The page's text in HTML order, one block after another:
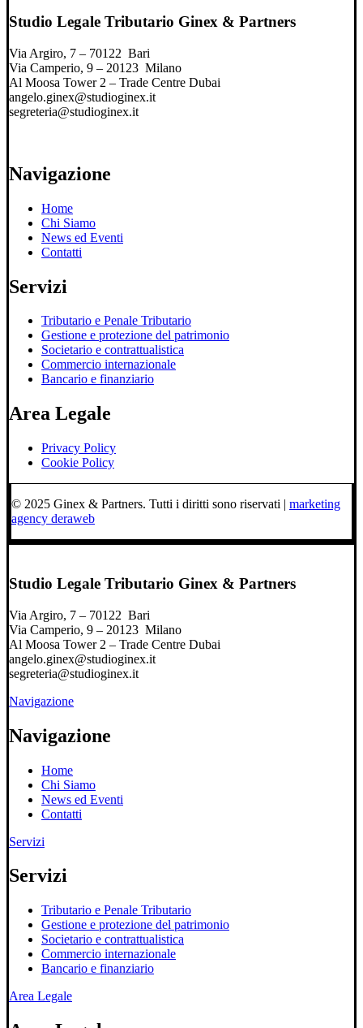
Studio Legale Tributario Ginex & Partners
Via Argiro, 7 – 70122 Bari
Via Camperio, 9 – 20123 Milano
Al Moosa Tower 2 – Trade Centre Dubai
angelo.ginex@studioginex.it
segreteria@studioginex.it
Navigazione
Home
Chi Siamo
News ed Eventi
Contatti
Servizi
Tributario e Penale Tributario
Gestione e protezione del patrimonio
Societario e contrattualistica
Commercio internazionale
Bancario e finanziario
Area Legale
Privacy Policy
Cookie Policy
© 2025 Ginex & Partners. Tutti i diritti sono riservati | marketing
agency deraweb
Studio Legale Tributario Ginex & Partners
Via Argiro, 7 – 70122 Bari
Via Camperio, 9 – 20123 Milano
Al Moosa Tower 2 – Trade Centre Dubai
angelo.ginex@studioginex.it
segreteria@studioginex.it
Navigazione
Navigazione
Home
Chi Siamo
News ed Eventi
Contatti
Servizi
Servizi
Tributario e Penale Tributario
Gestione e protezione del patrimonio
Societario e contrattualistica
Commercio internazionale
Bancario e finanziario
Area Legale